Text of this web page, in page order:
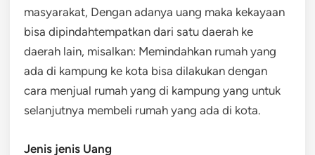
masyarakat, Dengan adanya uang maka kekayaan
bisa dipindahtempatkan dari satu daerah ke
daerah lain, misalkan: Memindahkan rumah yang
ada di kampung ke kota bisa dilakukan dengan
cara menjual rumah yang di kampung yang untuk
selanjutnya membeli rumah yang ada di kota.
Jenis jenis Uang